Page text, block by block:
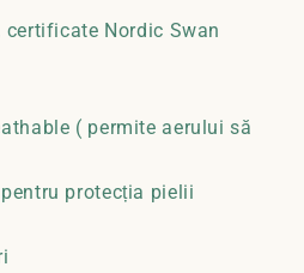
Nordic Swan
( permite aerului să
protecția pielii